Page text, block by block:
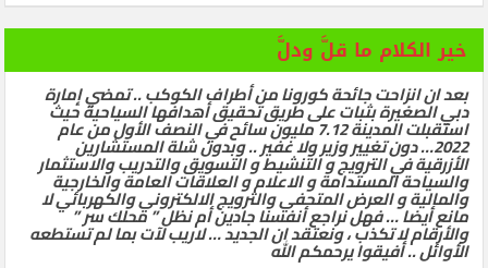
خير الكلام ما قلَّ ودلَّ
بعد ان انزاحت جائحة كورونا من أطراف الكوكب .. تمضي إمارة
دبي الصغيرة بثبات على طريق تحقيق أهدافها السياحية حيث
استقبلت المدينة 7.12 مليون سائح في النصف الأول من عام
2022… دون تغيير وزير ولا غفير .. وبدون شلة المستشارين
الأزرقية في الترويج و التنشيط و التسويق والتدريب والاستثمار
والسياحة المستدامة و الاعلام و العلاقات العامة والخارجية
والمالية و العرض المتحفي والترويج الالكتروني والكهربائي لا
مانع أيضا … فهل نراجع أنفسنا جادين أم نظل ” محلك سر ”
والأرقام لا تكذب ، ونعتقد ان الجديد … لاريب لآت بما لم تستطعه
الأوائل .. أفيقوا يرحمكم الله